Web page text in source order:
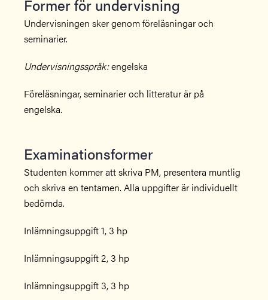
Former för undervisning
Undervisningen sker genom föreläsningar och
seminarier.
Undervisningsspråk:engelska
Föreläsningar, seminarier och litteratur är på
engelska.
Examinationsformer
Studenten kommer att skriva PM, presentera muntlig
och skriva en tentamen. Alla uppgifter är individuellt
bedömda.
Inlämningsuppgift 1, 3 hp
Inlämningsuppgift 2, 3 hp
Inlämningsuppgift 3, 3 hp